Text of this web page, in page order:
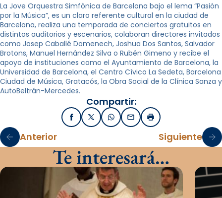
La Jove Orquestra Simfònica de Barcelona bajo el lema “Pasión
por la Música”, es un claro referente cultural en la ciudad de
Barcelona, realiza una temporada de conciertos gratuitos en
distintos auditorios y escenarios, colaboran directores invitados
como Josep Caballé Domenech, Joshua Dos Santos, Salvador
Brotons, Manuel Hernández Silva o Rubén Gimeno y recibe el
apoyo de instituciones como el Ayuntamiento de Barcelona, la
Universidad de Barcelona, el Centro Cívico La Sedeta, Barcelona
Ciudad de Música, Gratacós, la Obra Social de la Clínica Sanza y
AutoBeltrán-Mercedes.
Compartir:
FacebookX / TwitterWhatsApp
EmailImprimir
Anterior Siguiente
Te interesará…